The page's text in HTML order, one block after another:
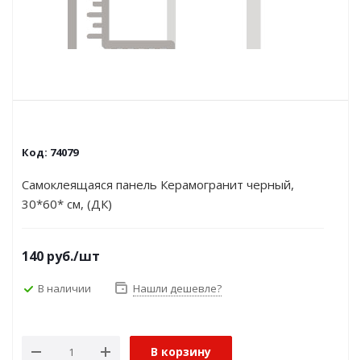
Код: 74079
Самоклеящаяся панель Керамогранит черный,
30*60* см, (ДК)
140 руб./шт
В наличии Нашли дешевле?
В корзину